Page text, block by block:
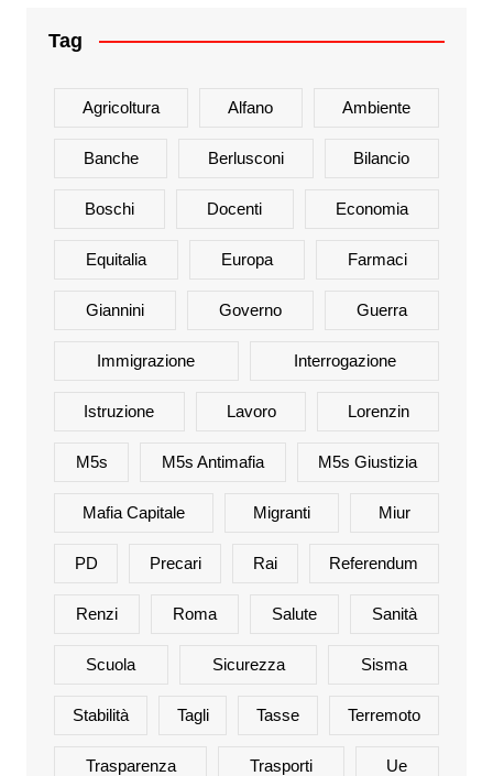
Tag
Agricoltura Alfano Ambiente
Banche Berlusconi Bilancio
Boschi Docenti Economia
Equitalia Europa Farmaci
Giannini Governo Guerra
Immigrazione Interrogazione
Istruzione Lavoro Lorenzin
M5s M5s Antimafia M5s Giustizia
Mafia Capitale Migranti Miur
PD Precari Rai Referendum
Renzi Roma Salute Sanità
Scuola Sicurezza Sisma
Stabilità Tagli Tasse Terremoto
Trasparenza Trasporti Ue